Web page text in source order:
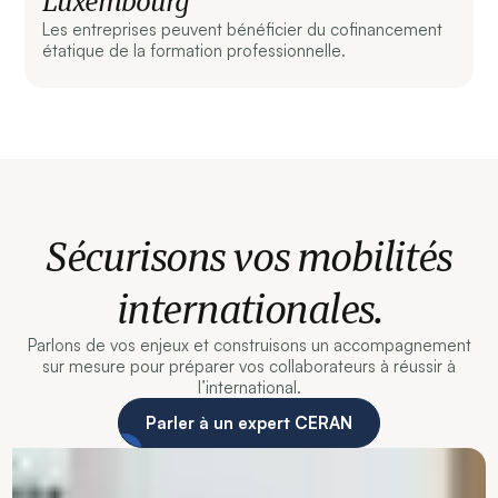
Les entreprises peuvent bénéficier du cofinancement
étatique de la formation professionnelle.
Sécurisons vos mobilités
internationales.
Parlons de vos enjeux et construisons un accompagnement
sur mesure pour préparer vos collaborateurs à réussir à
l’international.
Parler à un expert CERAN